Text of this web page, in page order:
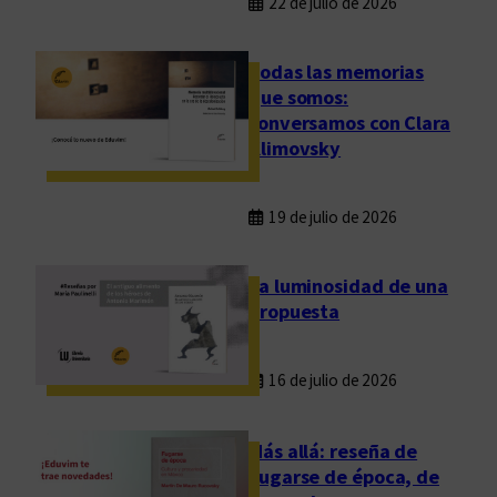
Todas las memorias
que somos:
conversamos con Clara
Klimovsky
19 de julio de 2026
La luminosidad de una
propuesta
16 de julio de 2026
Más allá: reseña de
Fugarse de época, de